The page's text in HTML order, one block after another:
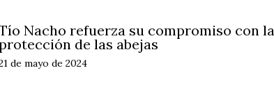
Nacho refuerza su compromiso con la
de las abejas
de mayo de 2024